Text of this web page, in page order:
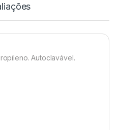
Autoclavável.